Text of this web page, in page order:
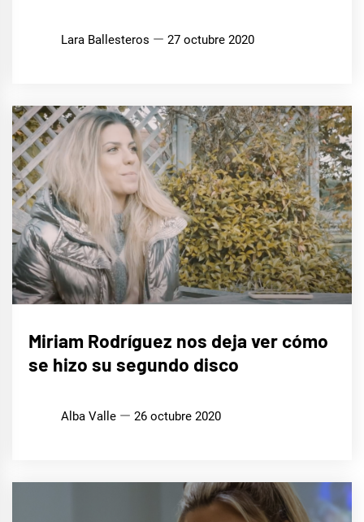
Lara Ballesteros 27 octubre 2020
SERIES
Y TV
Miriam Rodríguez nos deja ver cómo
se hizo su segundo disco
Alba Valle 26 octubre 2020